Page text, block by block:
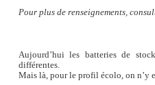
Pour plus de renseignements,
Aujourd’hui les batteries de
différentes.
Mais là, pour le profil écolo, on n’y